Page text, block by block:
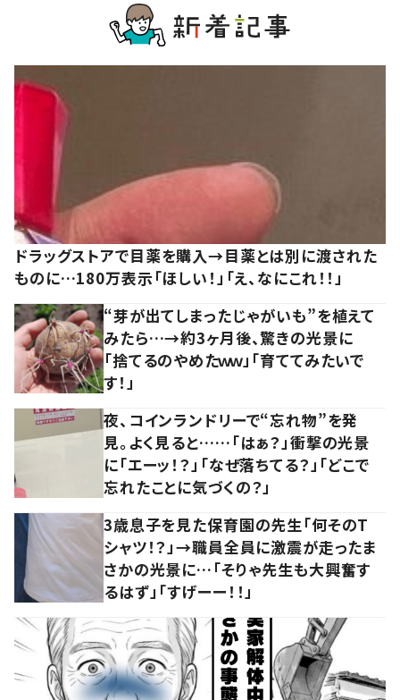
ドラッグストアで目薬を購入→目薬とは別に渡された
ものに…180万表示「ほしい！」「え、なにこれ！！」
“芽が出てしまったじゃがいも”を植えて
みたら…→約3ヶ月後、驚きの光景に
「捨てるのやめたｗｗ」「育ててみたいで
す！」
夜、コインランドリーで“忘れ物”を発
見。よく見ると……「はぁ？」衝撃の光景
に「エーッ！？」「なぜ落ちてる？」「どこで
忘れたことに気づくの？」
3歳息子を見た保育園の先生「何そのT
シャツ！？」→職員全員に激震が走ったま
さかの光景に…「そりゃ先生も大興奮す
るはず」「すげーー！！」